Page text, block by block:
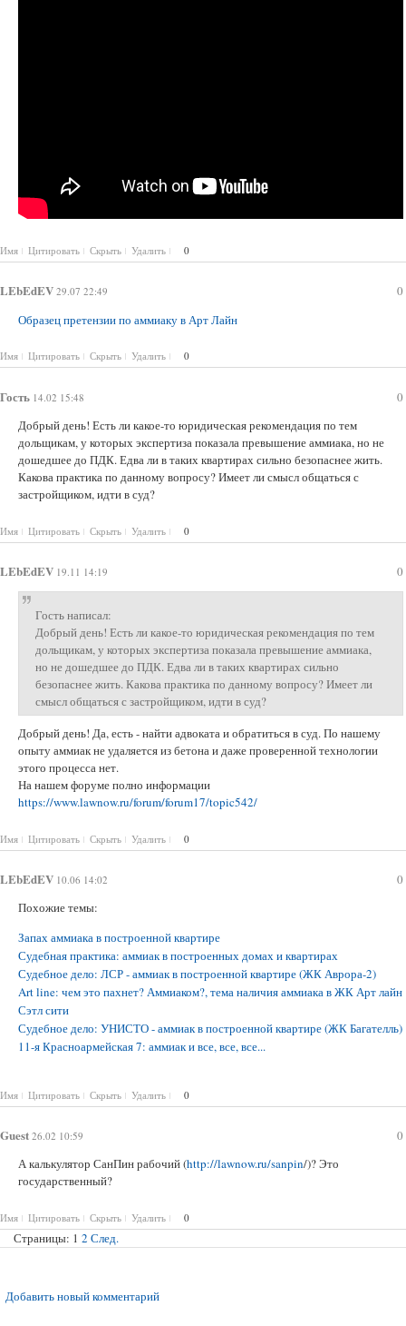
Имя Цитировать Скрыть Удалить 0
0
LEbEdEV 29.07 22:49
Образец претензии по аммиаку в Арт Лайн
Имя Цитировать Скрыть Удалить 0
0
Гость 14.02 15:48
Добрый день! Есть ли какое-то юридическая рекомендация по тем
дольщикам, у которых экспертиза показала превышение аммиака, но не
дошедшее до ПДК. Едва ли в таких квартирах сильно безопаснее жить.
Какова практика по данному вопросу? Имеет ли смысл общаться с
застройщиком, идти в суд?
Имя Цитировать Скрыть Удалить 0
0
LEbEdEV 19.11 14:19
Гость написал:
Добрый день! Есть ли какое-то юридическая рекомендация по тем
дольщикам, у которых экспертиза показала превышение аммиака,
но не дошедшее до ПДК. Едва ли в таких квартирах сильно
безопаснее жить. Какова практика по данному вопросу? Имеет ли
смысл общаться с застройщиком, идти в суд?
Добрый день! Да, есть - найти адвоката и обратиться в суд. По нашему
опыту аммиак не удаляется из бетона и даже проверенной технологии
этого процесса нет.
На нашем форуме полно информации
https://www.lawnow.ru/forum/forum17/topic542/
Имя Цитировать Скрыть Удалить 0
0
LEbEdEV 10.06 14:02
Похожие темы:
Запах аммиака в построенной квартире
Судебная практика: аммиак в построенных домах и квартирах
Судебное дело: ЛСР - аммиак в построенной квартире (ЖК Аврора-2)
Art line: чем это пахнет? Аммиаком?, тема наличия аммиака в ЖК Арт лайн
Сэтл сити
Судебное дело: УНИСТО - аммиак в построенной квартире (ЖК Багателль)
11-я Красноармейская 7: аммиак и все, все, все...
Имя Цитировать Скрыть Удалить 0
0
Guest 26.02 10:59
А калькулятор СанПин рабочий (http://lawnow.ru/sanpin/)? Это
государственный?
Имя Цитировать Скрыть Удалить 0
Страницы: 1 2 След.
Добавить новый комментарий